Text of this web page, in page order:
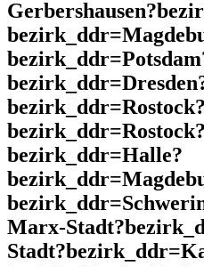
bezirk_ddr=Halle?
Marx-